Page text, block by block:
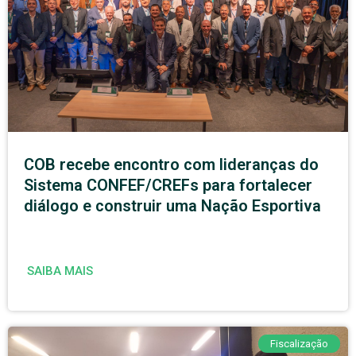
COB recebe encontro com lideranças do
Sistema CONFEF/CREFs para fortalecer
diálogo e construir uma Nação Esportiva
SAIBA MAIS
Fiscalização